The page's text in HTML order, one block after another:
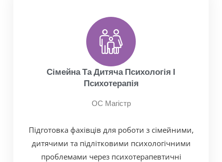
Сімейна Та Дитяча Психологія І
Психотерапія
ОС Магістр
Підготовка фахівців для роботи з сімейними,
дитячими та підлітковими психологічними
проблемами через психотерапевтичні